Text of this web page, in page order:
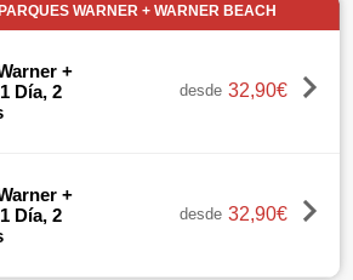
WARNER + WARNER BEACH
+
Día, 2
desde 32,90€
+
Día, 2
desde 32,90€